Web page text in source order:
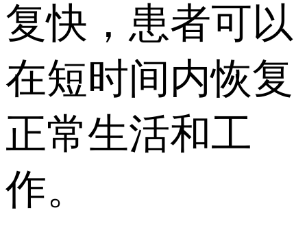
复快，患者可以
在短时间内恢复
正常生活和工
作。